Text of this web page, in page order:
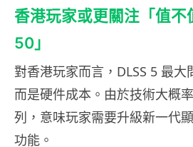
香港玩家或更關注「值不
50」
對香港玩家而言，DLSS 5 最大
而是硬件成本。由於技術大概
列，意味玩家需要升級新一代
功能。